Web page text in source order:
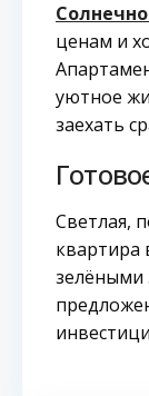
ценам и
уютное
заехать
Светлая,
квартира